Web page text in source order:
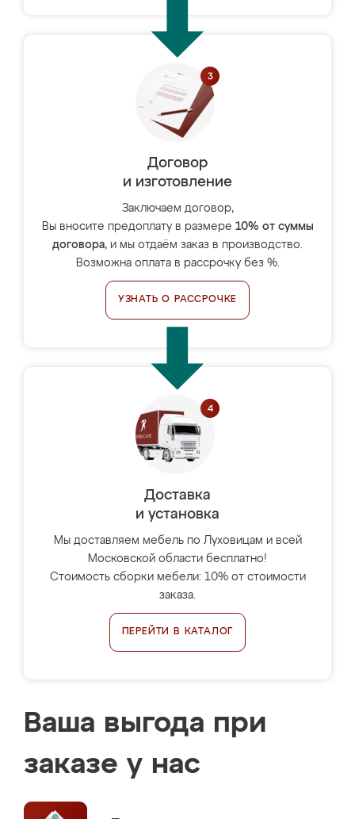
Договор
и изготовление
Заключаем договор,
Вы вносите предоплату в размере 10% от суммы
договора, и мы отдаём заказ в производство.
Возможна оплата в рассрочку без %.
УЗНАТЬ О РАССРОЧКЕ
Доставка
и установка
Мы доставляем мебель по Луховицам и всей
Московской области бесплатно!
Стоимость сборки мебели: 10% от стоимости
заказа.
ПЕРЕЙТИ В КАТАЛОГ
Ваша выгода при
заказе у нас